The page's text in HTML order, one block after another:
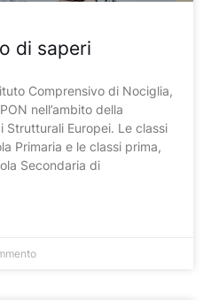
di saperi
Comprensivo di Nociglia,
nell’ambito della
Strutturali Europei. Le classi
Primaria e le classi prima,
Secondaria di